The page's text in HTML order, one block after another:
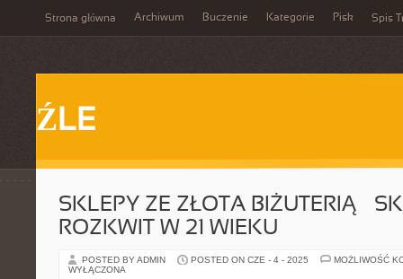
Strona główna Archiwum Buczenie Kategorie Pisk Spis
ŹLE
SKLEPY ZE ZŁOTA BIŻUTERIĄ –
ROZKWIT W 21 WIEKU
POSTED BY ADMIN POSTED ON CZE - 4 - 2025
MOŻLIWOŚĆ
WYŁĄCZONA